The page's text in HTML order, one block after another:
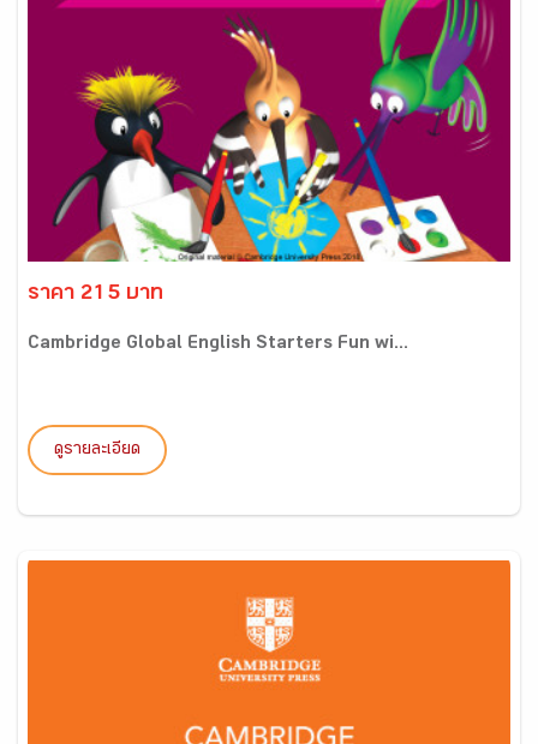
ราคา 215 บาท
Cambridge Global English Starters Fun wi...
ดูรายละเอียด